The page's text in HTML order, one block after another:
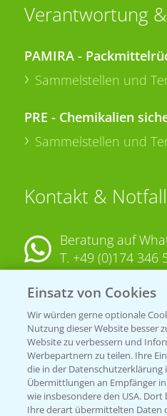
Verantwortung
PAMIRA -
Sammelstellen und
PRE - Chemikalien
Sammelstellen und
Kontakt & Notfall
Beratung auf
T. +49 (0)174 346
KONTAKT
Hilfe in Notfällen
T.+49 (0)214/30-
Einsatz von Cookies
Wir würden gerne optionale
Nutzung dieser Website besser
Website zu verbessern und
Werbepartnern zu teilen. Ihre
die in der Datenschutzerklärung
Übermittlungen an Empfänger
wie insbesondere den USA. Dort
Ihre derart übermittelten Daten